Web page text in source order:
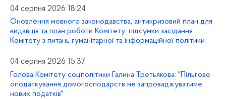
04 серпня 2026 18:24
Оновлення мовного законодавства, антикризовий план для
видавців та план роботи Комітету: підсумки засідання
Комітету з питань гуманітарної та інформаційної політики
04 серпня 2026 15:37
Голова Комітету соцполітики Галина Третьякова: "Пільгове
оподаткування домогосподарств не запроваджуватиме
нових податків"